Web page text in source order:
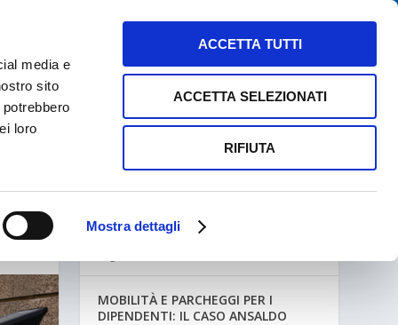
media e
sito
loro
Mostra dettagli
ACCETTA TUTTI
ACCETTA SELEZIONATI
RIFIUTA
MAPPE PARCHEGGI CONTATTI
ULTIME NEWS
MOBILITÀ AZIENDALE E PARCHEGGI
MOBILITÀ E PARCHEGGI PER I
DIPENDENTI: IL CASO ANSALDO